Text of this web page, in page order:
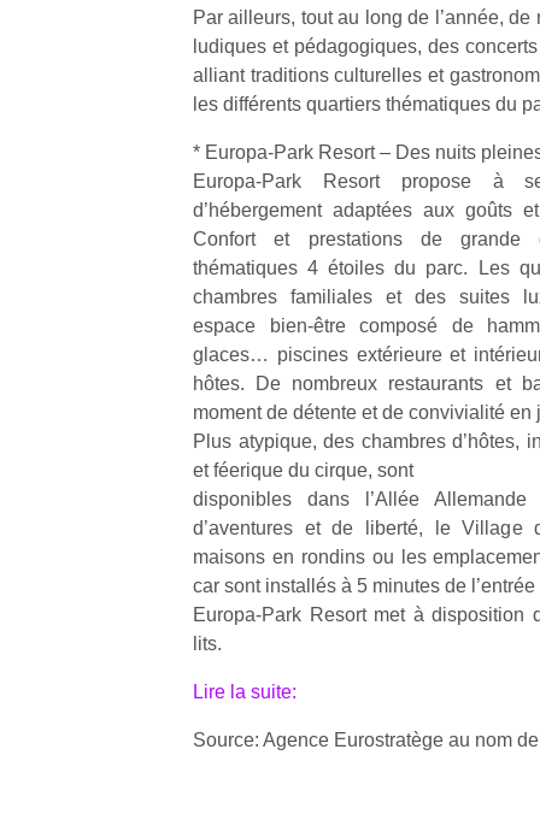
Par ailleurs, tout au long de l’année,
ludiques et pédagogiques, des
alliant traditions culturelles et
les différents quartiers thématiques du
* Europa-Park Resort – Des nuits
Europa-Park Resort propose à
d’hébergement adaptées aux goûts
Confort et prestations de
thématiques 4 étoiles du parc. Les
chambres familiales et des suites
espace bien-être composé de
glaces… piscines extérieure et
hôtes. De nombreux restaurants et
moment de détente et de convivialité en
Plus atypique, des chambres d’hôtes,
et féerique du cirque, sont
disponibles dans l’Allée
d’aventures et de liberté, le Village
maisons en rondins ou les
car sont installés à 5 minutes de
Europa-Park Resort met à disposition
lits.
Lire la suite:
Source: Agence Eurostratège au nom